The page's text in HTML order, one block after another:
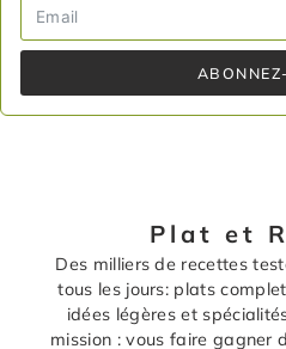
Plat et
Des milliers de recettes
tous les jours: plats
idées légères et
mission : vous faire gagner